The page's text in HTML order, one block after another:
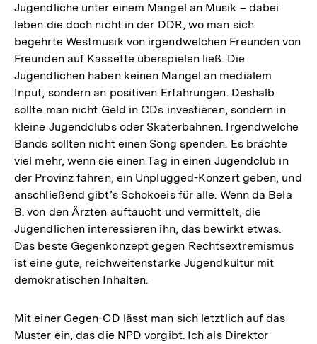
Jugendliche unter einem Mangel an Musik – dabei
leben die doch nicht in der DDR, wo man sich
begehrte Westmusik von irgendwelchen Freunden von
Freunden auf Kassette überspielen ließ. Die
Jugendlichen haben keinen Mangel an medialem
Input, sondern an positiven Erfahrungen. Deshalb
sollte man nicht Geld in CDs investieren, sondern in
kleine Jugendclubs oder Skaterbahnen. Irgendwelche
Bands sollten nicht einen Song spenden. Es brächte
viel mehr, wenn sie einen Tag in einen Jugendclub in
der Provinz fahren, ein Unplugged-Konzert geben, und
anschließend gibt’s Schokoeis für alle. Wenn da Bela
B. von den Ärzten auftaucht und vermittelt, die
Jugendlichen interessieren ihn, das bewirkt etwas.
Das beste Gegenkonzept gegen Rechtsextremismus
ist eine gute, reichweitenstarke Jugendkultur mit
demokratischen Inhalten.
Mit einer Gegen-CD lässt man sich letztlich auf das
Muster ein, das die NPD vorgibt. Ich als Direktor